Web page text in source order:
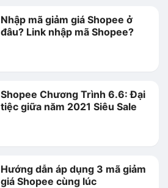
Nhập mã giảm giá Shopee ở
đâu? Link nhập mã Shopee?
Shopee Chương Trình 6.6: Đại
tiệc giữa năm 2021 Siêu Sale
Hướng dẫn áp dụng 3 mã giảm
giá Shopee cùng lúc